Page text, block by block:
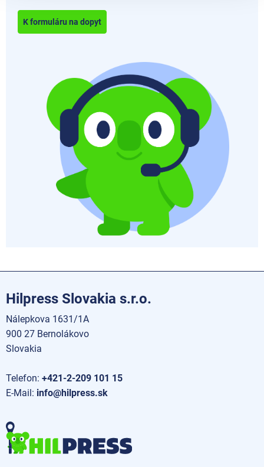
K formuláru na dopyt
Hilpress Slovakia s.r.o.
Nálepkova 1631/1A
900 27 Bernolákovo
Slovakia
Telefon: +421-2-209 101 15
E-Mail: info@hilpress.sk